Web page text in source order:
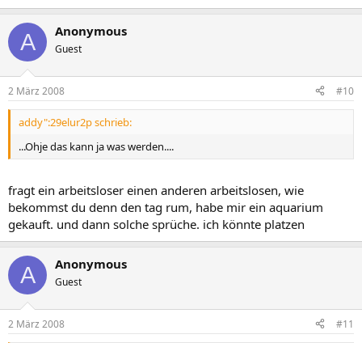
A Anonymous
Guest
2 März 2008 #10
addy":29elur2p schrieb:
...Ohje das kann ja was werden....
fragt ein arbeitsloser einen anderen arbeitslosen, wie
bekommst du denn den tag rum, habe mir ein aquarium
gekauft. und dann solche sprüche. ich könnte platzen
A Anonymous
Guest
2 März 2008 #11